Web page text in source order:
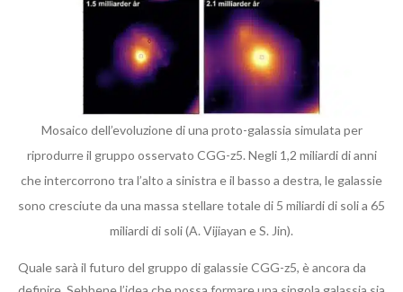
Mosaico dell’evoluzione di una proto-galassia simulata per
riprodurre il gruppo osservato CGG-z5. Negli 1,2 miliardi di anni
che intercorrono tra l’alto a sinistra e il basso a destra, le galassie
sono cresciute da una massa stellare totale di 5 miliardi di soli a 65
miliardi di soli (A. Vijiayan e S. Jin).
Quale sarà il futuro del gruppo di galassie CGG-z5, è ancora da